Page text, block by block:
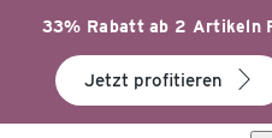
33% Rabatt ab 2 Artikeln
Jetzt profitieren